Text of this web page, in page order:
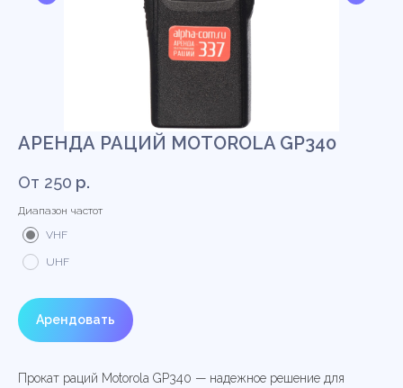
АРЕНДА РАЦИЙ MOTOROLA GP340
250 р.
Диапазон частот
VHF
UHF
Арендовать
Прокат раций Motorola GP340 — надежное решение для